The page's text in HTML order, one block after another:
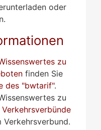
oder
zu
finden Sie
des "bwtarif".
zu
Verkehrsverbünde
Verkehrsverbund.